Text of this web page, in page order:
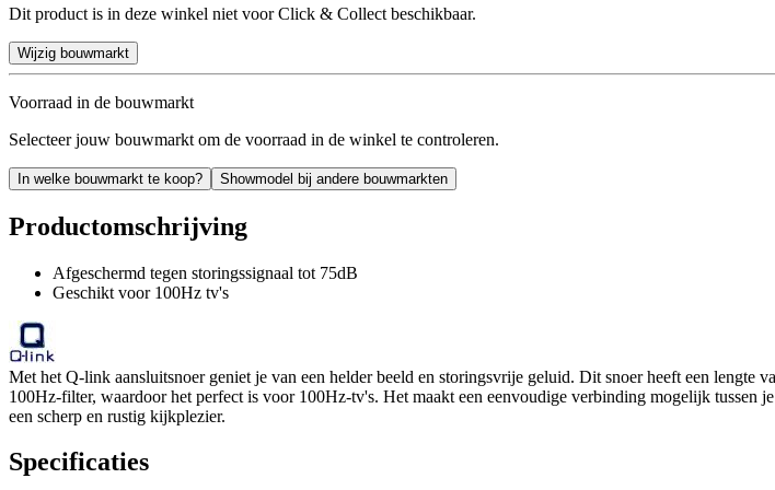
Dit product is in deze winkel niet voor Click & Collect beschikbaar.
Wijzig bouwmarkt
Voorraad in de bouwmarkt
Selecteer jouw bouwmarkt om de voorraad in de winkel te controleren.
In welke bouwmarkt te koop? Showmodel bij andere bouwmarkten
Productomschrijving
Afgeschermd tegen storingssignaal tot 75dB
Geschikt voor 100Hz tv's
Met het Q-link aansluitsnoer geniet je van een helder beeld en storingsvrije geluid. Dit snoer heeft een lengte
100Hz-filter, waardoor het perfect is voor 100Hz-tv's. Het maakt een eenvoudige verbinding mogelijk
een scherp en rustig kijkplezier.
Specificaties